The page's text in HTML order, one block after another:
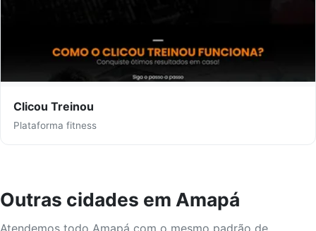
Clicou Treinou
Plataforma fitness
Outras cidades em Amapá